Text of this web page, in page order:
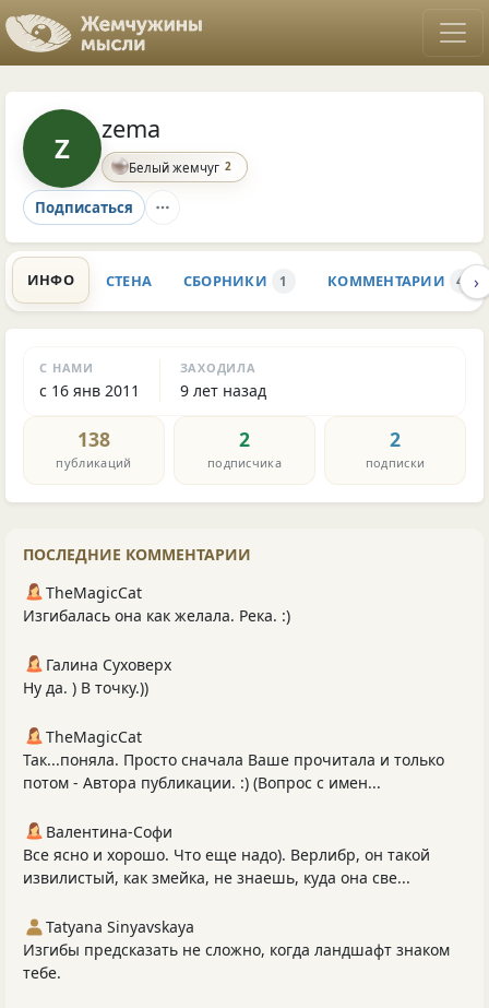
Z
zema
Белый жемчуг 2
Подписаться
ИНФО СТЕНА СБОРНИКИ 1 КОММЕНТАРИИ 46 ›
С НАМИ
с 16 янв 2011
ЗАХОДИЛА
9 лет назад
138
публикаций
2
подписчика
2
подписки
ПОСЛЕДНИЕ КОММЕНТАРИИ
TheMagicCat
Изгибалась она как желала. Река. :)
Галина Суховерх
Ну да. ) В точку.))
TheMagicCat
Так...поняла. Просто сначала Ваше прочитала и только
потом - Автора публикации. :) (Вопрос с имен...
Валентина-Софи
Все ясно и хорошо. Что еще надо). Верлибр, он такой
извилистый, как змейка, не знаешь, куда она све...
Tatyana Sinyavskaya
Изгибы предсказать не сложно, когда ландшафт знаком
тебе.